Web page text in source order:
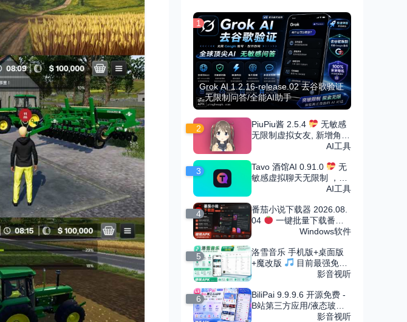
1
Grok AI 1.2.16-release.02 去谷歌验证
- 无限制问答/全能AI助手
2 PiuPiu酱 2.5.4
无敏感
无限制虚拟女友, 新增角色
AI工具
3 Tavo 酒馆AI 0.91.0
无
敏感虚拟聊天无限制 ，可
AI工具
4
番茄小说下载器 2026.08.
04
一键批量下载番茄
Windows软件
5
洛雪音乐 手机版+桌面版
+魔改版
目前最强免费
音乐软件，支持无损下载
影音视听
6
BiliPai 9.9.9.6 开源免费 -
B站第三方应用/液态玻璃
影音视听